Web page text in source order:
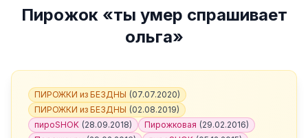
Пирожок«ты умер спрашивает
ольга»
ПИРОЖКИ из БЕЗДНЫ (07.07.2020)
ПИРОЖКИ из БЕЗДНЫ (02.08.2019)
пироSHOK (28.09.2018) Пирожковая (29.02.2016)